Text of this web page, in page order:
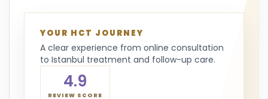
YOUR HCT JOURNEY
A clear experience from online consultation
to Istanbul treatment and follow-up care.
4.9
REVIEW SCORE